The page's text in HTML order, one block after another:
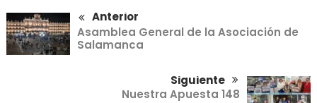
Anterior
Asamblea General de la Asociación de
Salamanca
Siguiente
Nuestra Apuesta 148